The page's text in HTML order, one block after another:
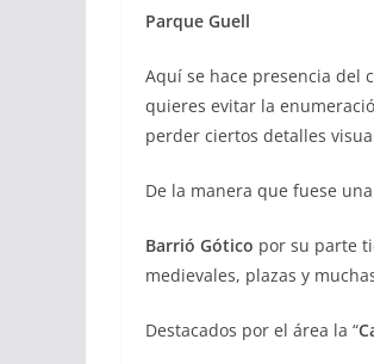
Parque Guell
Aquí se hace presencia del
quieres evitar la
perder ciertos detalles
De la manera que fuese una
Barrió Gótico por su parte
medievales, plazas y
Destacados por el área la “